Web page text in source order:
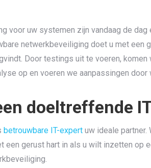
voor uw systemen zijn vandaag de
netwerkbeveiliging doet u met een
Door testings uit te voeren,
op en voeren we aanpassingen
doeltreffende
betrouwbare IT-expert uw ideale partner.
een gerust hart in als u wilt inzetten